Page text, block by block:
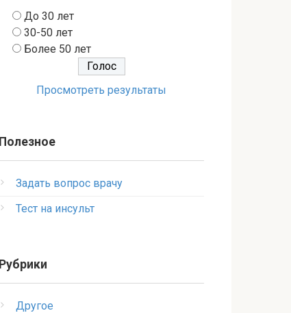
До 30 лет
30-50 лет
Более 50 лет
Просмотреть результаты
Полезное
Задать вопрос врачу
Тест на инсульт
Рубрики
Другое